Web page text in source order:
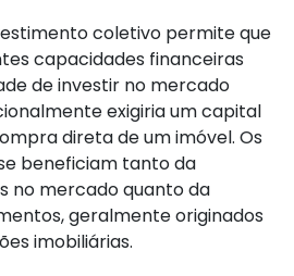
coletivo permite que
capacidades financeiras
de investir no mercado
exigiria um capital
direta de um imóvel. Os
beneficiam tanto da
no mercado quanto da
geralmente originados
imobiliárias.